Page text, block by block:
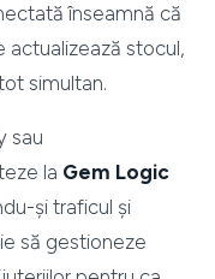
înseamnă că
actualizează stocul,
simultan.
sau
la Gem Logic
și traficul și
să gestioneze